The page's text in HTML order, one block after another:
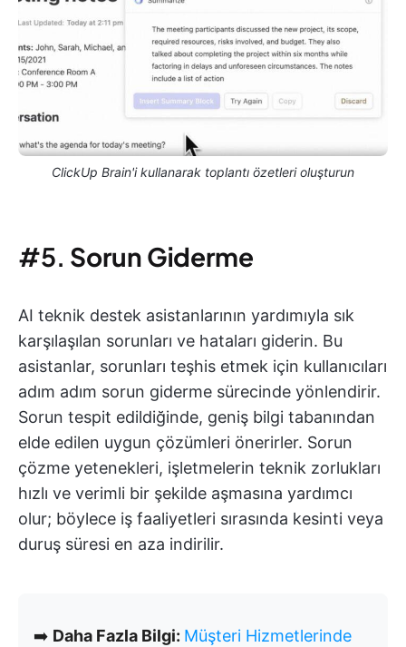
ClickUp Brain'i kullanarak toplantı özetleri oluşturun
#5. Sorun Giderme
AI teknik destek asistanlarının yardımıyla sık
karşılaşılan sorunları ve hataları giderin. Bu
asistanlar, sorunları teşhis etmek için kullanıcıları
adım adım sorun giderme sürecinde yönlendirir.
Sorun tespit edildiğinde, geniş bilgi tabanından
elde edilen uygun çözümleri önerirler. Sorun
çözme yetenekleri, işletmelerin teknik zorlukları
hızlı ve verimli bir şekilde aşmasına yardımcı
olur; böylece iş faaliyetleri sırasında kesinti veya
duruş süresi en aza indirilir.
➡️ Daha Fazla Bilgi: Müşteri Hizmetlerinde